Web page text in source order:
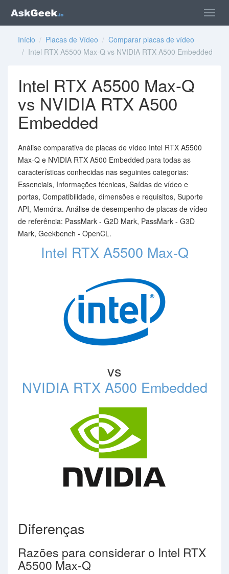
Início / Placas de Vídeo / Comparar placas de vídeo
/ Intel RTX A5500 Max-Q vs NVIDIA RTX A500 Embedded
Intel RTX A5500 Max-Q
vs NVIDIA RTX A500
Embedded
Análise comparativa de placas de vídeo Intel RTX A5500
Max-Q e NVIDIA RTX A500 Embedded para todas as
características conhecidas nas seguintes categorias:
Essenciais, Informações técnicas, Saídas de vídeo e
portas, Compatibilidade, dimensões e requisitos, Suporte
API, Memória. Análise de desempenho de placas de vídeo
de referência: PassMark - G2D Mark, PassMark - G3D
Mark, Geekbench - OpenCL.
Intel RTX A5500 Max-Q
vs
NVIDIA RTX A500 Embedded
Diferenças
Razões para considerar o Intel RTX
A5500 Max-Q